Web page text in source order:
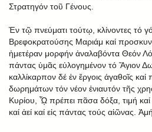
Στρατηγόν τοῦ Γένους.
Ἐν τῷ πνεύματι τούτῳ, κλίνοντες τό
Βρεφοκρατούσης Μαριάμ καί
ἡμετέραν μορφήν ἀναλαβόντα Θεόν
πάντας ὑμᾶς εὐλογημένον τό Ἅγιον
καλλίκαρπον δέ ἐν ἔργοις ἀγαθοῖς
δωρημάτων τόν νέον ἐνιαυτόν τῆς
Κυρίου, ᾯ πρέπει πᾶσα δόξα, τιμή
καί ἀεί καί εἰς πάντας τούς αἰῶνας.